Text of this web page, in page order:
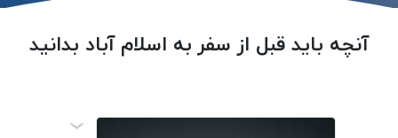
آنچه باید قبل از سفر به اسلام آباد بدانید
‹